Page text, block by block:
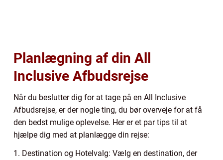
Planlægning af din All
Inclusive Afbudsrejse
Når du beslutter dig for at tage på en All Inclusive
Afbudsrejse, er der nogle ting, du bør overveje for at få
den bedst mulige oplevelse. Her er et par tips til at
hjælpe dig med at planlægge din rejse:
1. Destination og Hotelvalg: Vælg en destination, der